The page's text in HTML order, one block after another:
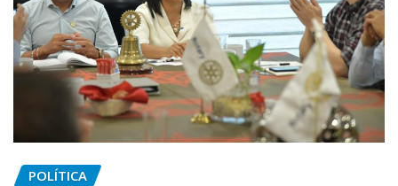
POLÍTICA